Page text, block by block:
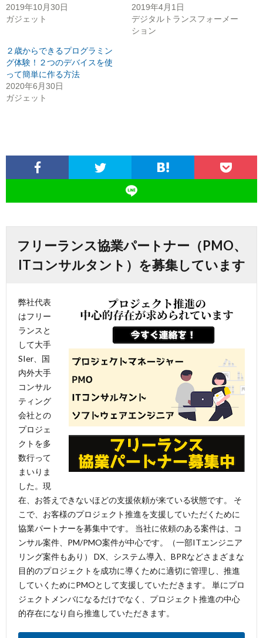
2019年10月30日
ガジェット
2019年4月1日
デジタルトランスフォーメー
ション
２歳からできるプログラミン
グ体験！２つのデバイスを使
って簡単に作る方法
2020年6月30日
ガジェット
フリーランス協業パートナー（PMO、
ITコンサルタント）を募集しています
弊社代表
はフリー
ランスと
して大手
SIer、国
内外大手
コンサル
ティング
会社との
プロジェ
クトを多
数行って
まいりま
した。現
在、お答えできないほどの支援依頼が来ている状態です。 そ
こで、お客様のプロジェクト推進を支援していただくために
協業パートナーを募集中です。 当社に依頼のある案件は、コ
ンサル案件、PM/PMO案件が中心です。（一部ITエンジニア
リング案件もあり） DX、システム導入、BPRなどさまざまな
目的のプロジェクトを成功に導くために適切に管理し、推進
していくためにPMOとして支援していただきます。 単にプロ
ジェクトメンバになるだけでなく、プロジェクト推進の中心
的存在になり自ら推進していただきます。